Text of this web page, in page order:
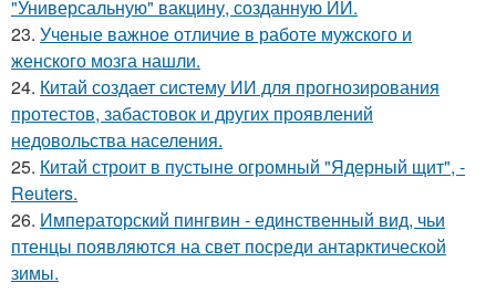
"Универсальную" вакцину, созданную ИИ.
23. Ученые важное отличие в работе мужского и
женского мозга нашли.
24. Китай создает систему ИИ для прогнозирования
протестов, забастовок и других проявлений
недовольства населения.
25. Китай строит в пустыне огромный "Ядерный щит", -
Reuters.
26. Императорский пингвин - единственный вид, чьи
птенцы появляются на свет посреди антарктической
зимы.